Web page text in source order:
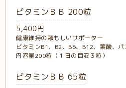
ビタミンＢＢ 200粒
5,400円
健康維持の頼もしいサポーター
ビタミンB1、B2、B6、B12、葉酸、
内容量200粒（１日の目安３粒）
ビタミンＢＢ 65粒